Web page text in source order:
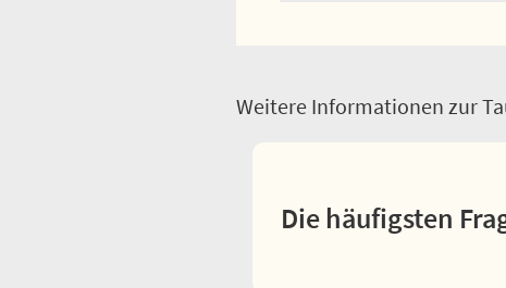
Weitere Informationen zur
Die häufigsten